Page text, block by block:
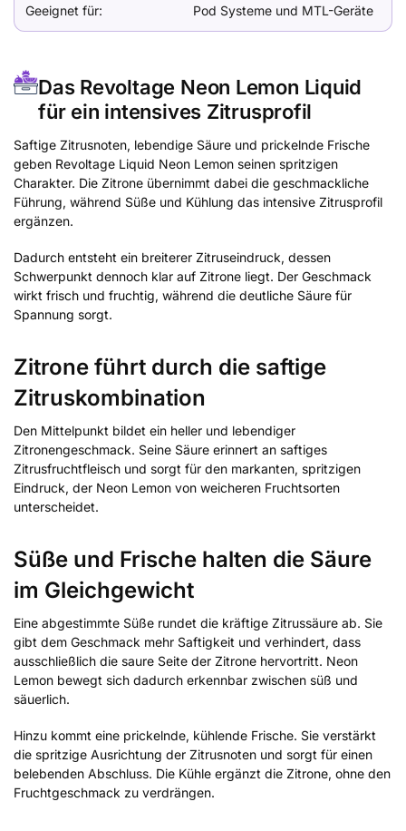
Geeignet für: Pod Systeme und MTL-Geräte
Das Revoltage Neon Lemon Liquid
für ein intensives Zitrusprofil
Saftige Zitrusnoten, lebendige Säure und prickelnde Frische
geben Revoltage Liquid Neon Lemon seinen spritzigen
Charakter. Die Zitrone übernimmt dabei die geschmackliche
Führung, während Süße und Kühlung das intensive Zitrusprofil
ergänzen.
Dadurch entsteht ein breiterer Zitruseindruck, dessen
Schwerpunkt dennoch klar auf Zitrone liegt. Der Geschmack
wirkt frisch und fruchtig, während die deutliche Säure für
Spannung sorgt.
Zitrone führt durch die saftige
Zitruskombination
Den Mittelpunkt bildet ein heller und lebendiger
Zitronengeschmack. Seine Säure erinnert an saftiges
Zitrusfruchtfleisch und sorgt für den markanten, spritzigen
Eindruck, der Neon Lemon von weicheren Fruchtsorten
unterscheidet.
Süße und Frische halten die Säure
im Gleichgewicht
Eine abgestimmte Süße rundet die kräftige Zitrussäure ab. Sie
gibt dem Geschmack mehr Saftigkeit und verhindert, dass
ausschließlich die saure Seite der Zitrone hervortritt. Neon
Lemon bewegt sich dadurch erkennbar zwischen süß und
säuerlich.
Hinzu kommt eine prickelnde, kühlende Frische. Sie verstärkt
die spritzige Ausrichtung der Zitrusnoten und sorgt für einen
belebenden Abschluss. Die Kühle ergänzt die Zitrone, ohne den
Fruchtgeschmack zu verdrängen.